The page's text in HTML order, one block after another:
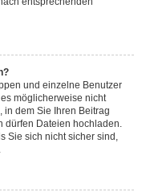
und einzelne Benutzer
möglicherweise nicht
dem Sie Ihren Beitrag
dürfen Dateien hochladen.
Sie sich nicht sicher sind,